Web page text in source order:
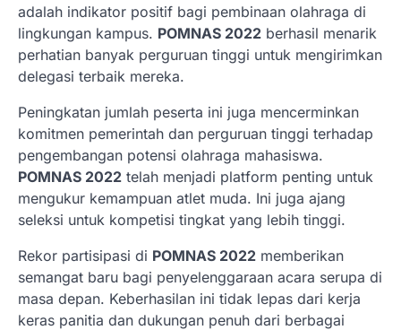
adalah indikator positif bagi pembinaan olahraga di
lingkungan kampus. POMNAS 2022 berhasil menarik
perhatian banyak perguruan tinggi untuk mengirimkan
delegasi terbaik mereka.
Peningkatan jumlah peserta ini juga mencerminkan
komitmen pemerintah dan perguruan tinggi terhadap
pengembangan potensi olahraga mahasiswa.
POMNAS 2022 telah menjadi platform penting untuk
mengukur kemampuan atlet muda. Ini juga ajang
seleksi untuk kompetisi tingkat yang lebih tinggi.
Rekor partisipasi di POMNAS 2022 memberikan
semangat baru bagi penyelenggaraan acara serupa di
masa depan. Keberhasilan ini tidak lepas dari kerja
keras panitia dan dukungan penuh dari berbagai